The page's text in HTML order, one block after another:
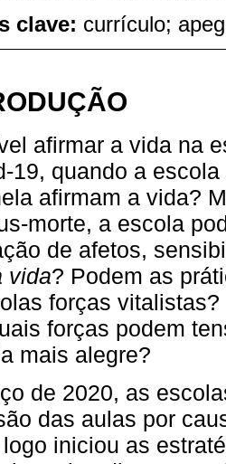
clave: currículo;
afirmar a vida na
19, quando a
afirmam a vida?
morte, a escola
de afetos,
vida? Podem as
forças
forças podem
mais alegre?
de 2020, as
das aulas por
logo iniciou as